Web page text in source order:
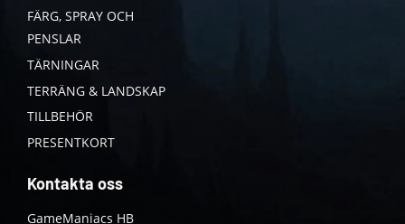
FÄRG, SPRAY OCH
PENSLAR
TÄRNINGAR
TERRÄNG & LANDSKAP
TILLBEHÖR
PRESENTKORT
Kontakta oss
GameManiacs HB